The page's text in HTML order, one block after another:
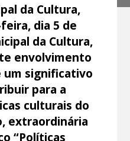
da Cultura,
dia 5 de
da Cultura,
envolvimento
um significativo
para a
culturais do
extraordinária
“Políticas